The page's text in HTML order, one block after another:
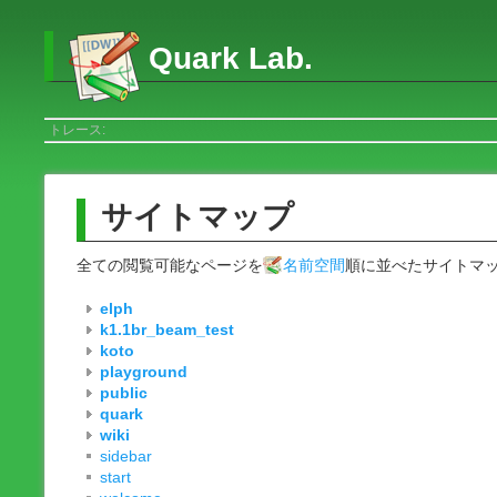
Quark Lab.
トレース:
サイトマップ
全ての閲覧可能なページを 名前空間 順に並べたサイトマ
elph
k1.1br_beam_test
koto
playground
public
quark
wiki
sidebar
start